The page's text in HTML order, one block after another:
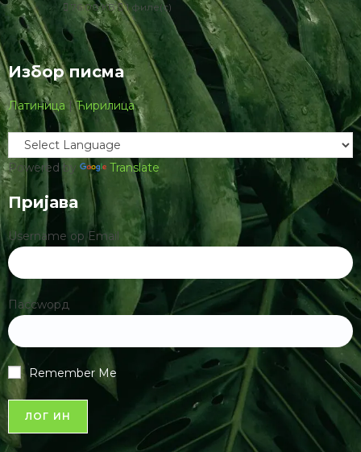
76.00 КБ 1 филе(с)
Избор писма
Латиница |Ћирилица
Powered by Translate
Пријава
Username ор Email
Пассwорд
Remember Me